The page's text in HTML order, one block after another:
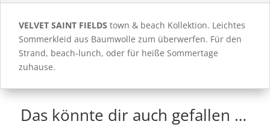
VELVET SAINT FIELDS town & beach Kollektion. Leichtes
Sommerkleid aus Baumwolle zum überwerfen. Für den
Strand, beach-lunch, oder für heiße Sommertage
zuhause.
Das könnte dir auch gefallen …